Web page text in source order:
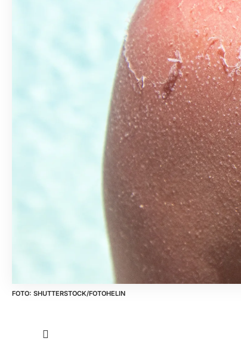
SHUTTERSTOCK/FOTOHELIN